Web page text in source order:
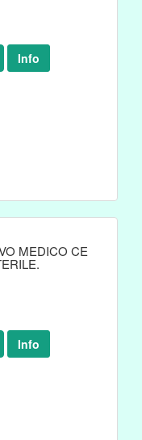
Info
MEDICO CE
Info